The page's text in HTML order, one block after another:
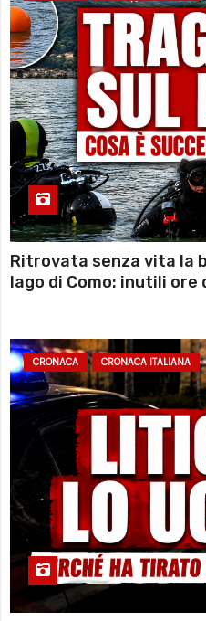
Ritrovata senza vita la
lago di Como: inutili ore
CRONACA CRONACA ITALIANA